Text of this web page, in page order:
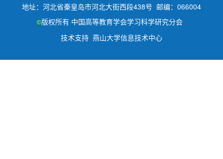
地址：河北省秦皇岛市河北大街西段438号 邮编：066004
©版权所有 中国高等教育学会学习科学研究分会
技术支持 燕山大学信息技术中心